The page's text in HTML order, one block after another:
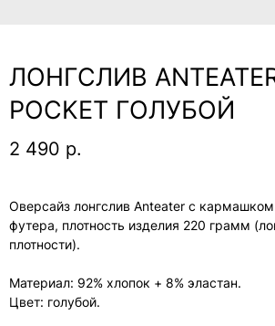
ЛОНГСЛИВ
POCKET ГОЛУБОЙ
2 490 р.
Оверсайз лонгслив Anteater с кармашком
футера, плотность изделия 220 грамм
плотности).
Материал: 92% хлопок + 8% эластан.
Цвет: голубой.